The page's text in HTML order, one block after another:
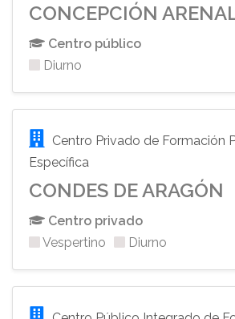
CONCEPCIÓN
Centro público
Diurno
Centro Privado de Formación
Específica
CONDES DE ARAGÓN
Centro privado
Vespertino
Diurno